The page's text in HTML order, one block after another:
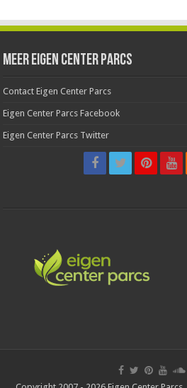
Meer Eigen Center Parcs
Contact Eigen Center Parcs
Eigen Center Parcs Facebook
Eigen Center Parcs Twitter